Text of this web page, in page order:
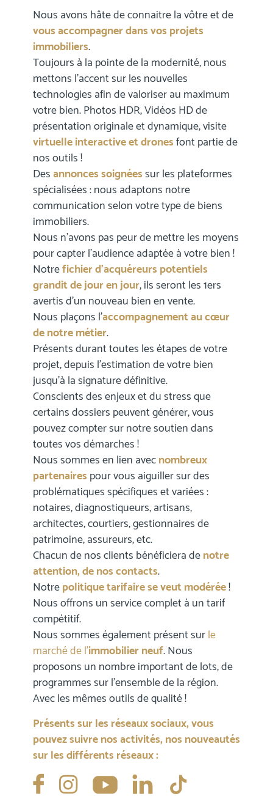
Nous avons hâte de connaitre la vôtre et de
vous accompagner dans vos projets
immobiliers.
Toujours à la pointe de la modernité, nous
mettons l’accent sur les nouvelles
technologies afin de valoriser au maximum
votre bien. Photos HDR, Vidéos HD de
présentation originale et dynamique, visite
virtuelle interactive et dronesfont partie de
nos outils !
Desannonces soignéessur les plateformes
spécialisées : nous adaptons notre
communication selon votre type de biens
immobiliers.
Nous n’avons pas peur de mettre les moyens
pour capter l’audience adaptée à votre bien !
Notrefichier d’acquéreurs potentiels
grandit de jour en jour, ils seront les 1ers
avertis d’un nouveau bien en vente.
Nous plaçons l’accompagnement au cœur
de notre métier.
Présents durant toutes les étapes de votre
projet, depuis l’estimation de votre bien
jusqu’à la signature définitive.
Conscients des enjeux et du stress que
certains dossiers peuvent générer, vous
pouvez compter sur notre soutien dans
toutes vos démarches !
Nous sommes en lien avecnombreux
partenaires pour vous aiguiller sur des
problématiques spécifiques et variées :
notaires, diagnostiqueurs, artisans,
architectes, courtiers, gestionnaires de
patrimoine, assureurs, etc.
Chacun de nos clients bénéficiera denotre
attention, de nos contacts.
Notrepolitique tarifaire se veut modérée!
Nous offrons un service complet à un tarif
compétitif.
Nous sommes également présent surle
marché de l’immobilier neuf. Nous
proposons un nombre important de lots, de
programmes sur l’ensemble de la région.
Avec les mêmes outils de qualité !
Présents sur les réseaux sociaux, vous
pouvez suivre nos activités, nos nouveautés
sur les différents réseaux :